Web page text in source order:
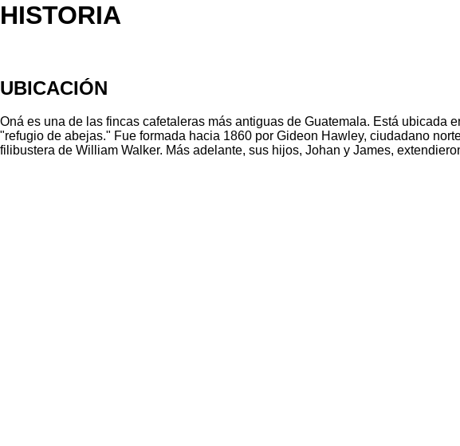
HISTORIA
UBICACIÓN
Oná es una de las fincas cafetaleras más antiguas de Guatemala. Está
"refugio de abejas." Fue formada hacia 1860 por Gideon Hawley, ciudadano
filibustera de William Walker. Más adelante, sus hijos, Johan y James,